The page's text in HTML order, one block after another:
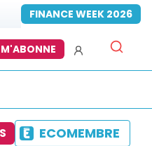
FINANCE WEEK 2026
ECOMEMBRE